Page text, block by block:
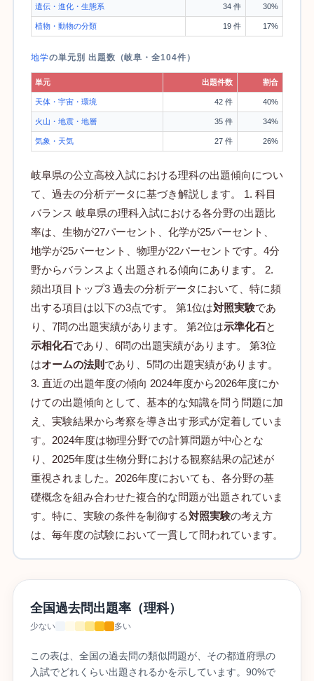
遺伝・進化・生態系 34 件 30%
植物・動物の分類 19 件 17%
地学の単元別 出題数（岐阜・全104件）
単元 出題件数 割合
天体・宇宙・環境 42 件 40%
火山・地震・地層 35 件 34%
気象・天気 27 件 26%
岐阜県の公立高校入試における理科の出題傾向につい
て、過去の分析データに基づき解説します。 1. 科目
バランス 岐阜県の理科入試における各分野の出題比
率は、生物が27パーセント、化学が25パーセント、
地学が25パーセント、物理が22パーセントです。4分
野からバランスよく出題される傾向にあります。 2.
頻出項目トップ3 過去の分析データにおいて、特に頻
出する項目は以下の3点です。 第1位は対照実験であ
り、7問の出題実績があります。 第2位は示準化石と
示相化石であり、6問の出題実績があります。 第3位
はオームの法則 であり、5問の出題実績があります。
3. 直近の出題年度の傾向 2024年度から2026年度にか
けての出題傾向として、基本的な知識を問う問題に加
え、実験結果から考察を導き出す形式が定着していま
す。2024年度は物理分野での計算問題が中心とな
り、2025年度は生物分野における観察結果の記述が
重視されました。2026年度においても、各分野の基
礎概念を組み合わせた複合的な問題が出題されていま
す。特に、実験の条件を制御する対照実験の考え方
は、毎年度の試験において一貫して問われています。
全国過去問出題率（理科）
少ない 多い
この表は、全国の過去問の類似問題が、その都道府県の
入試でどれくらい出題されるかを示しています。90%で